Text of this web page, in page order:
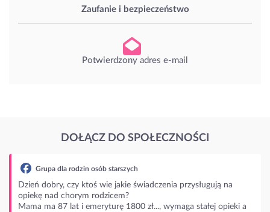
Zaufanie i bezpieczeństwo
Potwierdzony adres e-mail
DOŁĄCZ DO SPOŁECZNOŚCI
dla rodzin osób starszych
czy ktoś wie jakie świadczenia przysługują na
nad chorym rodzicem?
ma 87 lat i emeryturę 1800 zł..., wymaga stałej opieki a